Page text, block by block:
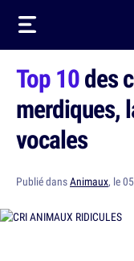
Top 10des
merdiques,
vocales
Publié dansAnimaux, le